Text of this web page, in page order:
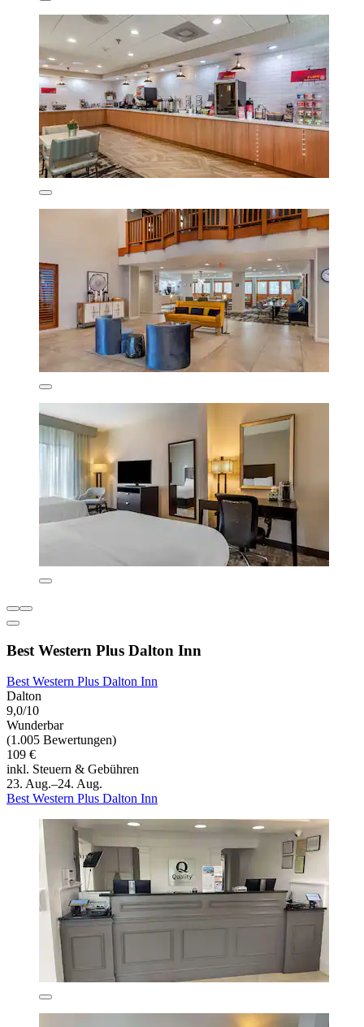
Best Western Plus Dalton Inn
Best Western Plus Dalton Inn
Dalton
9,0/10
Wunderbar
(1.005 Bewertungen)
109 €
inkl. Steuern & Gebühren
23. Aug.–24. Aug.
Best Western Plus Dalton Inn